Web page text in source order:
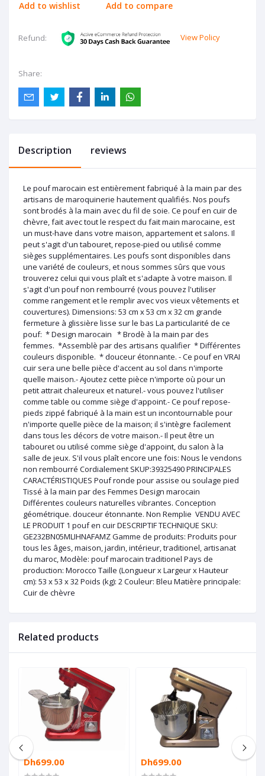
Add to wishlist Add to compare
Refund: View Policy
Share:
Description reviews
Le pouf marocain est entièrement fabriqué à la main par des
artisans de maroquinerie hautement qualifiés. Nos poufs
sont brodés à la main avec du fil de soie. Ce pouf en cuir de
chèvre, fait avec tout le respect du fait main marocaine, est
un must-have dans votre maison, appartement et salons. Il
peut s'agit d'un tabouret, repose-pied ou utilisé comme
sièges supplémentaires. Les poufs sont disponibles dans
une variété de couleurs, et nous sommes sûrs que vous
trouverez celui qui vous plaît et s'adapte à votre maison. Il
s'agit d'un pouf non rembourré (vous pouvez l'utiliser
comme rangement et le remplir avec vos vieux vêtements et
couvertures). Dimensions: 53 cm x 53 cm x 32 cm grande
fermeture à glissière lisse sur le bas La particularité de ce
pouf: * Design marocain * Brodè à la main par des
femmes. *Assemblè par des artisans qualifier * Différentes
couleurs disponible. * douceur étonnante. - Ce pouf en VRAI
cuir sera une belle pièce d'accent au sol dans n'importe
quelle maison.- Ajoutez cette pièce n'importe où pour un
petit attrait chaleureux et naturel.- vous pouvez l'utiliser
comme table ou comme siège d'appoint.- Ce pouf repose-
pieds zippé fabriqué à la main est un incontournable pour
n'importe quelle pièce de la maison; il s'intègre facilement
dans tous les décors de votre maison.- Il peut être un
tabouret ou utilisé comme siège d'appoint, du salon à la
salle de jeux. S'il vous plaît encore une fois: Nous le vendons
non rembourré Cordialement SKUP:39325490 PRINCIPALES
CARACTÉRISTIQUES Pouf ronde pour assise ou soulage pied
Tissé à la main par des Femmes Design marocain
Différentes couleurs naturelles vibrantes. Conception
géométrique. douceur étonnante. Non Remplie VENDU AVEC
LE PRODUIT 1 pouf en cuir DESCRIPTIF TECHNIQUE SKU:
GE232BN05MLIHNAFAMZ Gamme de produits: Produits pour
tous les âges, maison, jardin, intérieur, traditionel, artisanat
du maroc, Modèle: pouf marocain traditionel Pays de
production: Morocco Taille (Longueur x Largeur x Hauteur
cm): 53 x 53 x 32 Poids (kg): 2 Couleur: Bleu Matière principale:
Cuir de chèvre
Related products
Dh699.00 Dh699.00